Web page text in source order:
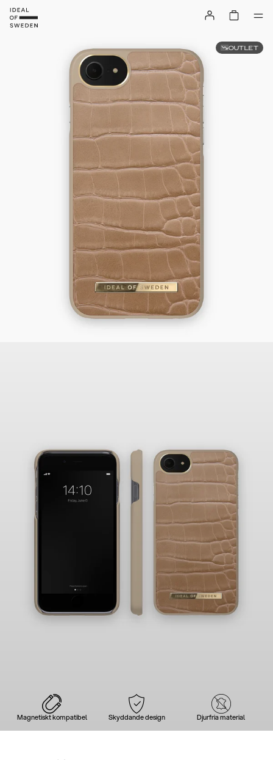
Magnetiskt kompatibel Skyddande design Djurfria material
OUTLET